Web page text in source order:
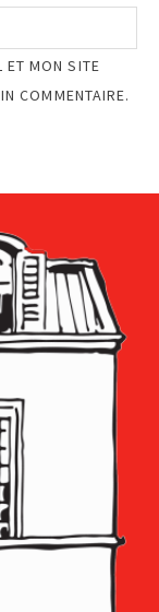
ET MON SITE
COMMENTAIRE.